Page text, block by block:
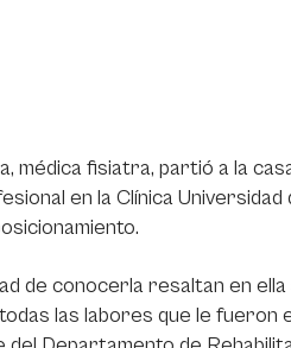
médica fisiatra, partió a la
en la Clínica
de conocerla resaltan en
las labores que le fueron